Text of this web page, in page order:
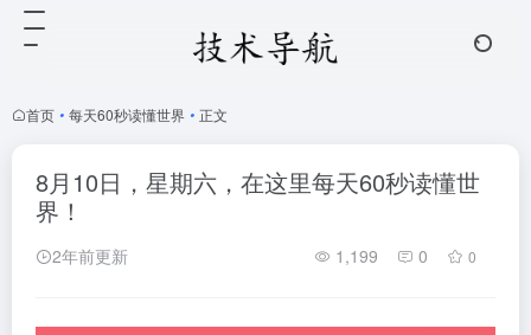
首页 • 每天60秒读懂世界 • 正文
8月10日，星期六，在这里每天60秒读懂世
界！
2年前更新 1,199 0 0